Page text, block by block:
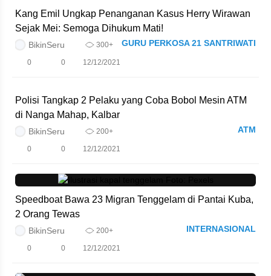
Kang Emil Ungkap Penanganan Kasus Herry Wirawan
Sejak Mei: Semoga Dihukum Mati!
BikinSeru 300+ GURU PERKOSA 21 SANTRIWATI
0 0 12/12/2021
Polisi Tangkap 2 Pelaku yang Coba Bobol Mesin ATM
di Nanga Mahap, Kalbar
BikinSeru 200+ ATM
0 0 12/12/2021
Speedboat Bawa 23 Migran Tenggelam di Pantai Kuba,
2 Orang Tewas
BikinSeru 200+ INTERNASIONAL
0 0 12/12/2021